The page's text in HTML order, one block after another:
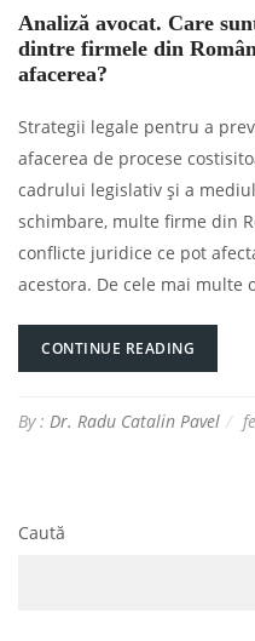
Analiză avocat. Care
dintre firmele din
afacerea?
Strategii legale pentru a
afacerea de procese
cadrului legislativ și a
schimbare, multe firme din
conflicte juridice ce pot
acestora. De cele mai
CONTINUE READING
By : Dr. Radu Catalin Pavel
Caută